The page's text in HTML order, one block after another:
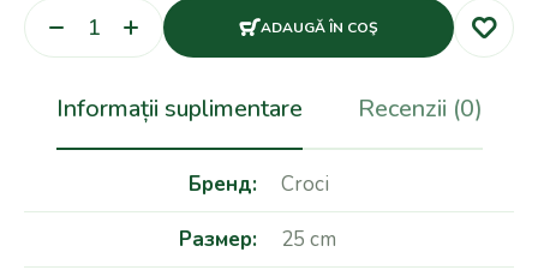
ADAUGĂ ÎN COŞ
Informații suplimentare Recenzii (0)
Бренд
Croci
Размер
25 cm